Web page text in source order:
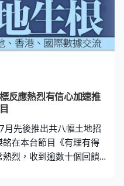
我們的目標。」許澤森
至少2宗個案就由市民轉
施後，大部分地盤做到基
發出的口頭或書面警告約
們管控工人不要把可以
盤，這樣的管理工作我
個基本步驟也沒有認真
反應熱烈有信心加速推
月先後推出共八幅土地招
在本台節目《有理有得
烈，收到逾數十個回饋